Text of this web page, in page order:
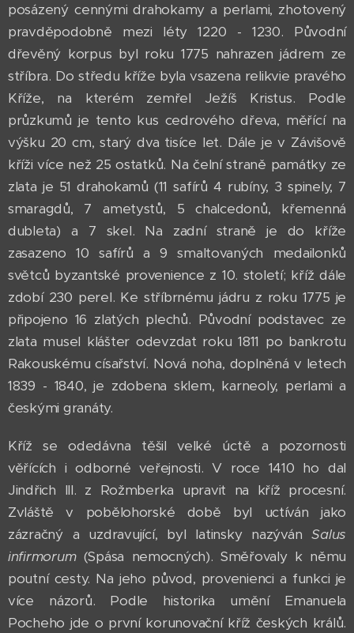
posázený cennými drahokamy a perlami, zhotovený
pravděpodobně mezi léty 1220 - 1230. Původní
dřevěný korpus byl roku 1775 nahrazen jádrem ze
stříbra. Do středu kříže byla vsazena relikvie pravého
Kříže, na kterém zemřel Ježíš Kristus. Podle
průzkumů je tento kus cedrového dřeva, měřící na
výšku 20 cm, starý dva tisíce let. Dále je v Závišově
kříži více než 25 ostatků. Na čelní straně památky ze
zlata je 51 drahokamů (11 safírů 4 rubíny, 3 spinely, 7
smaragdů, 7 ametystů, 5 chalcedonů, křemenná
dubleta) a 7 skel. Na zadní straně je do kříže
zasazeno 10 safírů a 9 smaltovaných medailonků
světců byzantské provenience z 10. století; kříž dále
zdobí 230 perel. Ke stříbrnému jádru z roku 1775 je
připojeno 16 zlatých plechů. Původní podstavec ze
zlata musel klášter odevzdat roku 1811 po bankrotu
Rakouskému císařství. Nová noha, doplněná v letech
1839 - 1840, je zdobena sklem, karneoly, perlami a
českými granáty.
Kříž se odedávna těšil velké úctě a pozornosti
věřících i odborné veřejnosti. V roce 1410 ho dal
Jindřich III. z Rožmberka upravit na kříž procesní.
Zvláště v pobělohorské době byl uctíván jako
zázračný a uzdravující, byl latinsky nazývánSalus
infirmorum(Spása nemocných). Směřovaly k němu
poutní cesty. Na jeho původ, provenienci a funkci je
více názorů. Podle historika umění Emanuela
Pocheho jde o první korunovační kříž českých králů.